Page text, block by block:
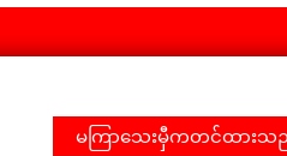
မကြာသေးမှီကတင်ထားသ